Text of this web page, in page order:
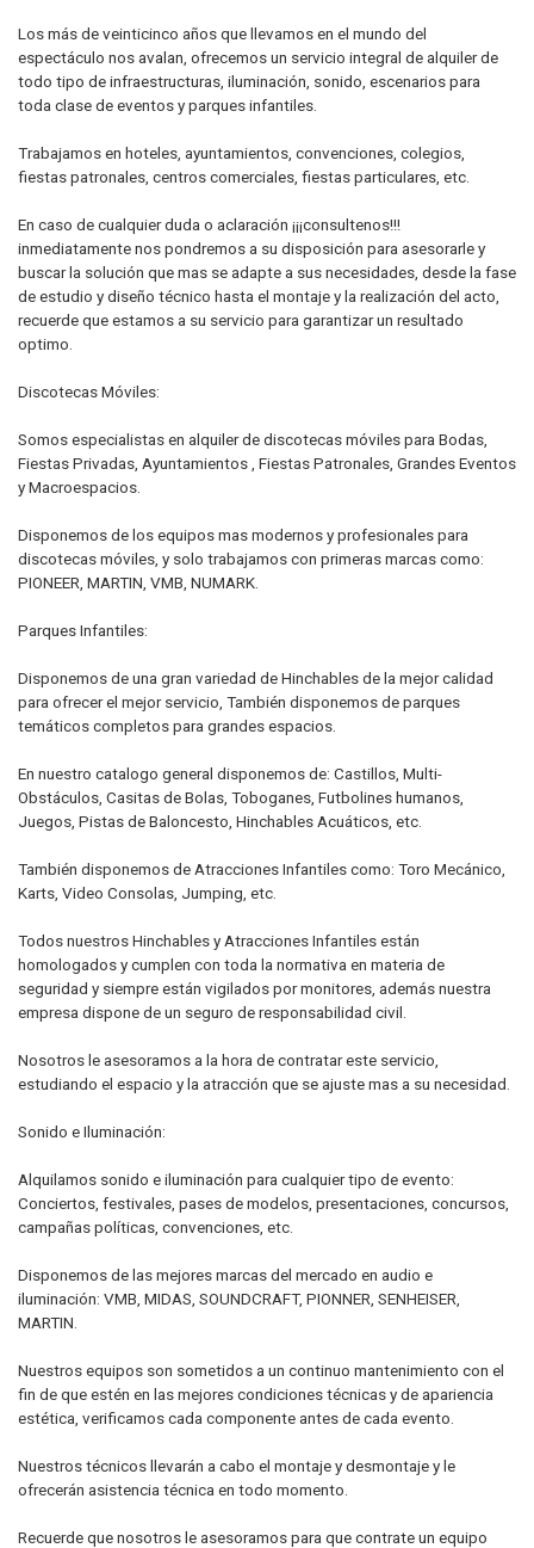
Los más de veinticinco años que llevamos en el mundo del
espectáculo nos avalan, ofrecemos un servicio integral de alquiler de
todo tipo de infraestructuras, iluminación, sonido, escenarios para
toda clase de eventos y parques infantiles.
Trabajamos en hoteles, ayuntamientos, convenciones, colegios,
fiestas patronales, centros comerciales, fiestas particulares, etc.
En caso de cualquier duda o aclaración ¡¡¡consultenos!!!
inmediatamente nos pondremos a su disposición para asesorarle y
buscar la solución que mas se adapte a sus necesidades, desde la fase
de estudio y diseño técnico hasta el montaje y la realización del acto,
recuerde que estamos a su servicio para garantizar un resultado
optimo.
Discotecas Móviles:
Somos especialistas en alquiler de discotecas móviles para Bodas,
Fiestas Privadas, Ayuntamientos , Fiestas Patronales, Grandes Eventos
y Macroespacios.
Disponemos de los equipos mas modernos y profesionales para
discotecas móviles, y solo trabajamos con primeras marcas como:
PIONEER, MARTIN, VMB, NUMARK.
Parques Infantiles:
Disponemos de una gran variedad de Hinchables de la mejor calidad
para ofrecer el mejor servicio, También disponemos de parques
temáticos completos para grandes espacios.
En nuestro catalogo general disponemos de: Castillos, Multi-
Obstáculos, Casitas de Bolas, Toboganes, Futbolines humanos,
Juegos, Pistas de Baloncesto, Hinchables Acuáticos, etc.
También disponemos de Atracciones Infantiles como: Toro Mecánico,
Karts, Video Consolas, Jumping, etc.
Todos nuestros Hinchables y Atracciones Infantiles están
homologados y cumplen con toda la normativa en materia de
seguridad y siempre están vigilados por monitores, además nuestra
empresa dispone de un seguro de responsabilidad civil.
Nosotros le asesoramos a la hora de contratar este servicio,
estudiando el espacio y la atracción que se ajuste mas a su necesidad.
Sonido e Iluminación:
Alquilamos sonido e iluminación para cualquier tipo de evento:
Conciertos, festivales, pases de modelos, presentaciones, concursos,
campañas políticas, convenciones, etc.
Disponemos de las mejores marcas del mercado en audio e
iluminación: VMB, MIDAS, SOUNDCRAFT, PIONNER, SENHEISER,
MARTIN.
Nuestros equipos son sometidos a un continuo mantenimiento con el
fin de que estén en las mejores condiciones técnicas y de apariencia
estética, verificamos cada componente antes de cada evento.
Nuestros técnicos llevarán a cabo el montaje y desmontaje y le
ofrecerán asistencia técnica en todo momento.
Recuerde que nosotros le asesoramos para que contrate un equipo